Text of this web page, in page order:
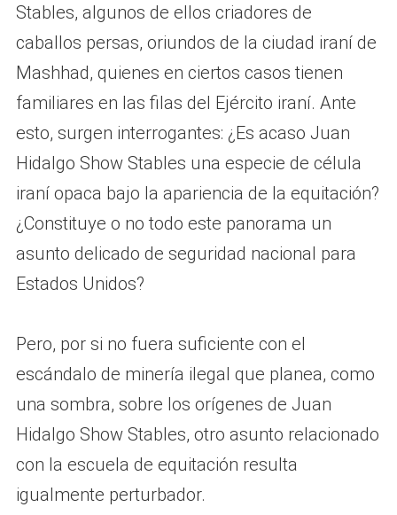
Stables, algunos de ellos criadores de
caballos persas, oriundos de la ciudad iraní de
Mashhad, quienes en ciertos casos tienen
familiares en las filas del Ejército iraní. Ante
esto, surgen interrogantes: ¿Es acaso Juan
Hidalgo Show Stables una especie de célula
iraní opaca bajo la apariencia de la equitación?
¿Constituye o no todo este panorama un
asunto delicado de seguridad nacional para
Estados Unidos?
Pero, por si no fuera suficiente con el
escándalo de minería ilegal que planea, como
una sombra, sobre los orígenes de Juan
Hidalgo Show Stables, otro asunto relacionado
con la escuela de equitación resulta
igualmente perturbador.